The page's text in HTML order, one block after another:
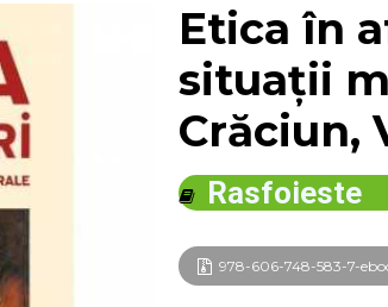
Etica în
situaţii
Crăciun,
Rasfoieste
978-606-748-583-7-